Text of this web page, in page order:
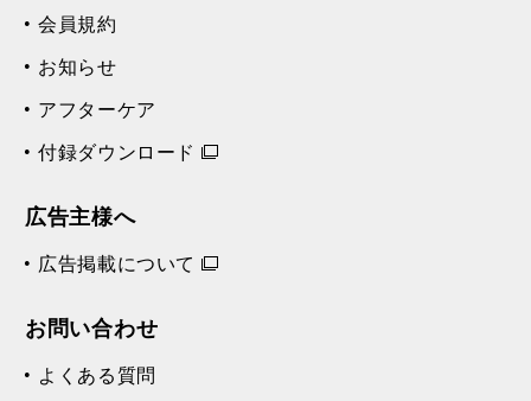
会員規約
お知らせ
アフターケア
付録ダウンロード
広告主様へ
広告掲載について
お問い合わせ
よくある質問